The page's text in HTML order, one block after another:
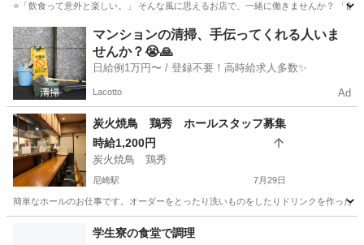
⭐「飲食って意外と楽しい。」 そんな風に思えるお店で、一緒に働きませんか？ 「
兵庫 南あわじ市 三ノ宮駅 キッチン スタッフ
マンションの清掃、手伝ってくれる人いま
せんか？😭🙏
日給例1万円〜 / 登録不要！高時給求人多数✨
Lacotto Ad
炭火焼鳥 鶏秀 ホールスタッフ募集
時給1,200円
炭火焼鳥 鶏秀
尼崎駅 7月29日
簡単なホールのお仕事です。オーダーをとったり洗いものをしたりドリンクを作った
尼崎駅 居酒屋
学生寮の食堂で調理